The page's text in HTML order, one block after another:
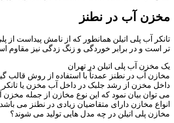
مخزن آب در نطنز
تانکر آب پلی اتیلن همانطور که از نامش پیداست از
تر است و در برابر خوردگی و زنگ زدگی نیز مقاوم
یک مخزن آب پلی اتیلن در تهران
مخازن آب در نطنز عمدتاً با استفاده از روش قالب
داخل مخزن از رشد جلبک در داخل آب مخزن یا تانکر
می توان بیان نمود که این نوع مخازن از جمله
انواع مخازن دارای متقاضیان زیادی در نطنز می
مخازن پلی اتیلن در چه مدل هایی تولید می شوند؟